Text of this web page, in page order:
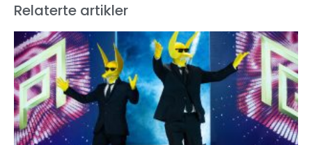
Relaterte artikler